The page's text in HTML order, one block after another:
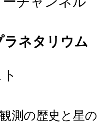
ラネタリウ
測の歴史と星